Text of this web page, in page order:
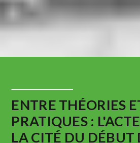
ENTRE THÉORIES
PRATIQUES :
LA CITÉ DU DÉBUT